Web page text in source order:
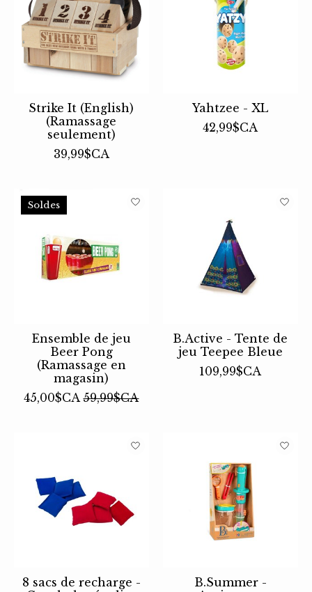
Strike It (English)
(Ramassage
seulement)
39,99$CA
Yahtzee - XL
42,99$CA
Soldes
Ensemble de jeu
Beer Pong
(Ramassage en
magasin)
45,00$CA 59,99$CA
B.Active - Tente de
jeu Teepee Bleue
109,99$CA
8 sacs de recharge -
B.Summer -